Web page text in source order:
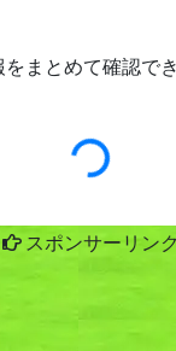
まとめて確認
スポンサーリンク